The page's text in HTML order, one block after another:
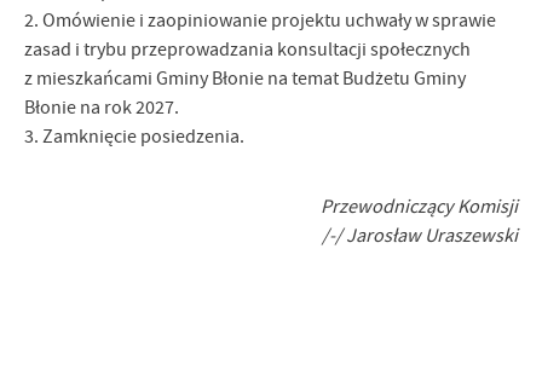
2. Omówienie i zaopiniowanie projektu uchwały w sprawie
zasad i trybu przeprowadzania konsultacji społecznych
z mieszkańcami Gminy Błonie na temat Budżetu Gminy
Błonie na rok 2027.
3. Zamknięcie posiedzenia.
Przewodniczący Komisji
/-/ Jarosław Uraszewski
analityczne pliki cookies gwarantuje dostępność wszystkich
informacje i aktualności na stronach naszych partnerów.
Promocyjne pliki cookies służą do prezentowania Ci naszych
komunikatów na podstawie analizy Twoich upodobań oraz Twoich
zwyczajów dotyczących przeglądanej witryny internetowej. Treści
promocyjne mogą pojawić się na stronach podmiotów trzecich lub
firm będących naszymi partnerami oraz innych dostawców usług.
Więcej